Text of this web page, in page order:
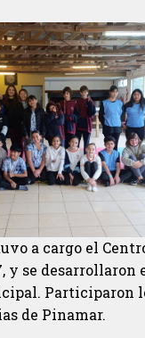
a cargo el
y se desarrollaron
Participaron
de Pinamar.